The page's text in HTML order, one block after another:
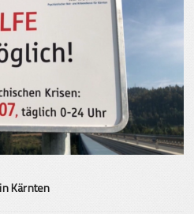
Kärnten